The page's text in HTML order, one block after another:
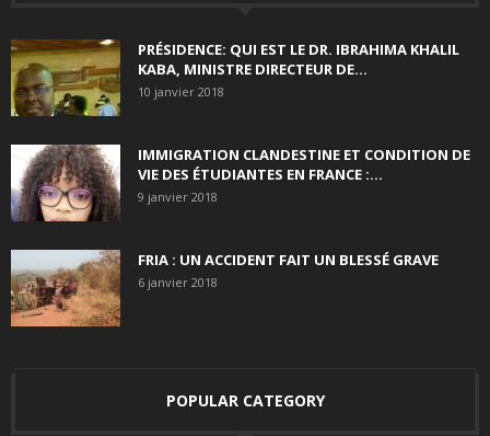
PRÉSIDENCE: QUI EST LE DR. IBRAHIMA KHALIL
KABA, MINISTRE DIRECTEUR DE...
10 janvier 2018
IMMIGRATION CLANDESTINE ET CONDITION DE
VIE DES ÉTUDIANTES EN FRANCE :...
9 janvier 2018
FRIA : UN ACCIDENT FAIT UN BLESSÉ GRAVE
6 janvier 2018
POPULAR CATEGORY